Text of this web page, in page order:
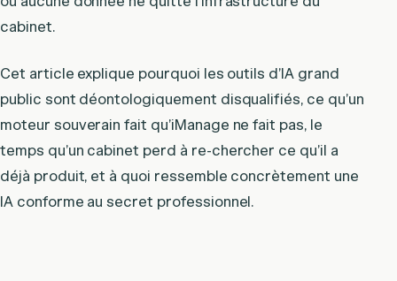
cabinet.
Cet article explique pourquoi les outils d’IA grand
public sont déontologiquement disqualifiés, ce qu’un
moteur souverain fait qu’iManage ne fait pas, le
temps qu’un cabinet perd à re-chercher ce qu’il a
déjà produit, et à quoi ressemble concrètement une
IA conforme au secret professionnel.